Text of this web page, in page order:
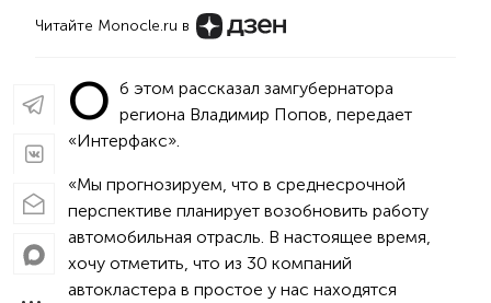
Читайте Monocle.ru в
О б этом рассказал замгубернатора
региона Владимир Попов, передает
«Интерфакс».
«Мы прогнозируем, что в среднесрочной
перспективе планирует возобновить работу
автомобильная отрасль. В настоящее время,
хочу отметить, что из 30 компаний
автокластера в простое у нас находятся